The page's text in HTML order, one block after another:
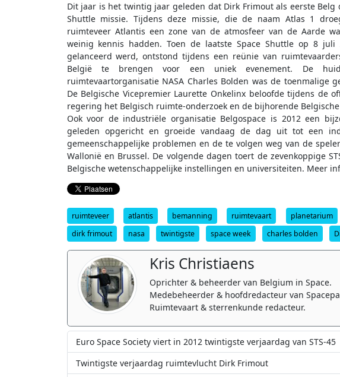
Dit jaar is het twintig jaar geleden dat Dirk Frimout als eerste Belg
Shuttle missie. Tijdens deze missie, die de naam Atlas 1
ruimteveer Atlantis een zone van de atmosfeer van de Aarde
weinig kennis hadden. Toen de laatste Space Shuttle op 8 juli
gelanceerd werd, ontstond tijdens een reünie van
België te brengen voor een uniek evenement. De
ruimtevaartorganisatie NASA Charles Bolden was de toenmalige
De Belgische Vicepremier Laurette Onkelinx beloofde tijdens de
regering het Belgisch ruimte-onderzoek en de bijhorende
Ook voor de industriële organisatie Belgospace is 2012 een
geleden opgericht en groeide vandaag de dag uit tot een
gemeenschappelijke problemen en de te volgen weg van de
Wallonië en Brussel. De volgende dagen toert de zevenkoppige
Belgische wetenschappelijke instellingen en universiteiten. Meer
ruimteveer atlantis bemanning ruimtevaart planetarium
dirk frimout
nasa twintigste space week charles bolden
Kris Christiaens
Oprichter & beheerder van Belgium in Space.
Medebeheerder & hoofdredacteur van
Ruimtevaart & sterrenkunde redacteur.
Euro Space Society viert in 2012 twintigste verjaardag van STS-45
Twintigste verjaardag ruimtevlucht Dirk Frimout